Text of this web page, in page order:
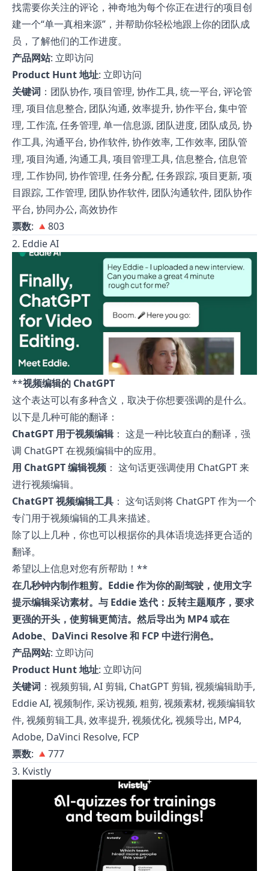
找需要你关注的评论，神奇地为每个你正在进行的项目创
建一个“单一真相来源”，并帮助你轻松地跟上你的团队成
员，了解他们的工作进度。
产品网站: 立即访问
Product Hunt 地址: 立即访问
关键词 ：团队协作, 项目管理, 协作工具, 统一平台, 评论管
理, 项目信息整合, 团队沟通, 效率提升, 协作平台, 集中管
理, 工作流, 任务管理, 单一信息源, 团队进度, 团队成员, 协
作工具, 沟通平台, 协作软件, 协作效率, 工作效率, 团队管
理, 项目沟通, 沟通工具, 项目管理工具, 信息整合, 信息管
理, 工作协同, 协作管理, 任务分配, 任务跟踪, 项目更新, 项
目跟踪, 工作管理, 团队协作软件, 团队沟通软件, 团队协作
平台, 协同办公, 高效协作
票数: 🔺803
2. Eddie AI
**视频编辑的 ChatGPT
这个表达可以有多种含义，取决于你想要强调的是什么。
以下是几种可能的翻译：
ChatGPT 用于视频编辑： 这是一种比较直白的翻译，强
调 ChatGPT 在视频编辑中的应用。
用 ChatGPT 编辑视频 ： 这句话更强调使用 ChatGPT 来
进行视频编辑。
ChatGPT 视频编辑工具 ： 这句话则将 ChatGPT 作为一个
专门用于视频编辑的工具来描述。
除了以上几种，你也可以根据你的具体语境选择更合适的
翻译。
希望以上信息对您有所帮助！**
在几秒钟内制作粗剪。Eddie 作为你的副驾驶，使用文字
提示编辑采访素材。与 Eddie 迭代：反转主题顺序，要求
更强的开头，使剪辑更简洁。然后导出为 MP4 或在
Adobe、DaVinci Resolve 和 FCP 中进行润色。
产品网站: 立即访问
Product Hunt 地址: 立即访问
关键词 ：视频剪辑, AI 剪辑, ChatGPT 剪辑, 视频编辑助手,
Eddie AI, 视频制作, 采访视频, 粗剪, 视频素材, 视频编辑软
件, 视频剪辑工具, 效率提升, 视频优化, 视频导出, MP4,
Adobe, DaVinci Resolve, FCP
票数: 🔺777
3. Kvistly